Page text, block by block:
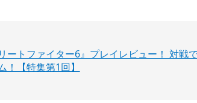
ートファイター6』プレイレビュー！ 対戦
！【特集第1回】